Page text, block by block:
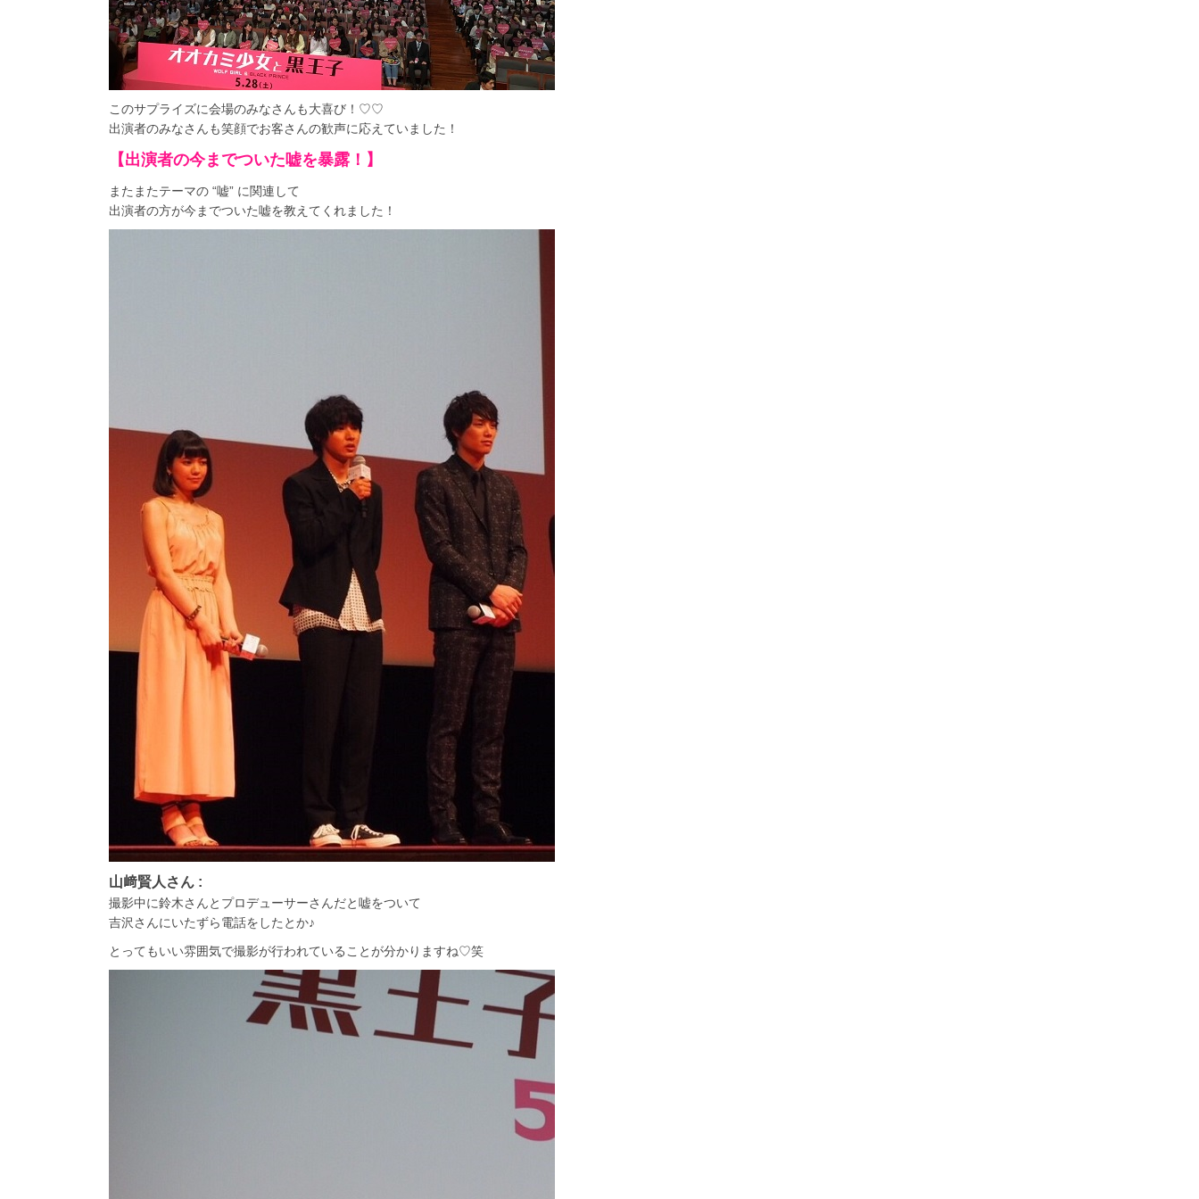
このサプライズに会場のみなさんも大喜び！♡♡
出演者のみなさんも笑顔でお客さんの歓声に応えていました！
【出演者の今までついた嘘を暴露！】
またまたテーマの “嘘” に関連して
出演者の方が今までついた嘘を教えてくれました！
山﨑賢人さん :
撮影中に鈴木さんとプロデューサーさんだと嘘をついて
吉沢さんにいたずら電話をしたとか♪
とってもいい雰囲気で撮影が行われていることが分かりますね♡笑